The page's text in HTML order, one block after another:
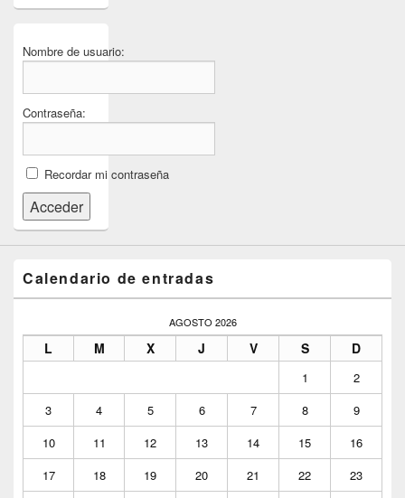
Nombre de usuario:
Contraseña:
Recordar mi contraseña
Acceder
Calendario de entradas
AGOSTO 2026
L M X J V S D
1
2
3
4 5 6 7 8
9
10
11 12 13 14 15
16
17
18 19 20 21 22
23